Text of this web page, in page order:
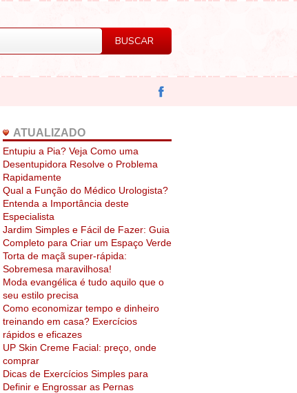
ATUALIZADO
Entupiu a Pia? Veja Como uma
Desentupidora Resolve o Problema
Rapidamente
Qual a Função do Médico Urologista?
Entenda a Importância deste
Especialista
Jardim Simples e Fácil de Fazer: Guia
Completo para Criar um Espaço Verde
Torta de maçã super-rápida:
Sobremesa maravilhosa!
Moda evangélica é tudo aquilo que o
seu estilo precisa
Como economizar tempo e dinheiro
treinando em casa? Exercícios
rápidos e eficazes
UP Skin Creme Facial: preço, onde
comprar
Dicas de Exercícios Simples para
Definir e Engrossar as Pernas